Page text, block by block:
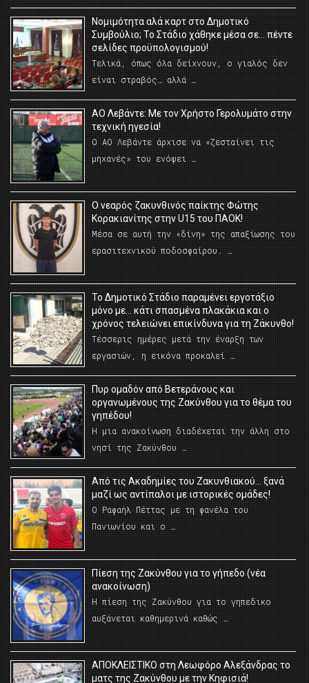
Νομιμότητα αλά καρτ στο Δημοτικό
Συμβούλιο; Το Στάδιο χάθηκε μέσα σε… πέντε
σελίδες προϋπολογισμού!
Τελικά, όπως όλα δείχνουν, ο γιαλός δεν
είναι στραβός… αλλά …
ΑΟ Λεβάντε: Με τον Χρήστο Γερολυμάτο στην
τεχνική ηγεσία!
Ο ΑΟ Λεβάντε άρχισε να «ζεσταίνει τις
μηχανές» του ενόψει …
O νεαρός ζακυνθινός παίκτης Φώτης
Κορακιανίτης στην U15 του ΠΑΟΚ!
Μέσα σε αυτή την «δίνη» της απαξίωσης του
ερασιτεχνικού ποδοσφαίρου. …
Το Δημοτικό Στάδιο παραμένει εργοτάξιο
μόνο με… κάτι σπασμένα πλακάκια και ο
χρόνος τελειώνει επικίνδυνα για τη Ζάκυνθο!
Τέσσερις ημέρες μετά την έναρξη των
εργασιών, η εικόνα προκαλεί …
Πυρ ομαδόν από Βετεράνους και
οργανωμένους της Ζακύνθου για το θέμα του
γηπέδου!
Η μια ανακοίνωση διαδέχεται την άλλη στο
νησί της Ζακύνθου …
Από τις Ακαδημίες του Ζακυνθιακού… ξανά
μαζί ως αντίπαλοι με ιστορικές ομάδες!
Ο Ραφαήλ Πέττας με τη φανέλα του
Πανιωνίου και ο …
Πίεση της Ζακύνθου για το γήπεδο (νέα
ανακοίνωση)
Η πίεση της Ζακύνθου για το γηπεδικο
αυξάνεται καθημερινά καθώς …
AΠΟΚΛΕΙΣΤΙΚΟ στη Λεωφόρο Αλεξάνδρας το
ματς της Ζακύνθου με την Κηφισιά!